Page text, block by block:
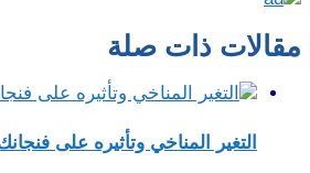
مقالات ذات صلة
التغير المناخي وتأثيره على